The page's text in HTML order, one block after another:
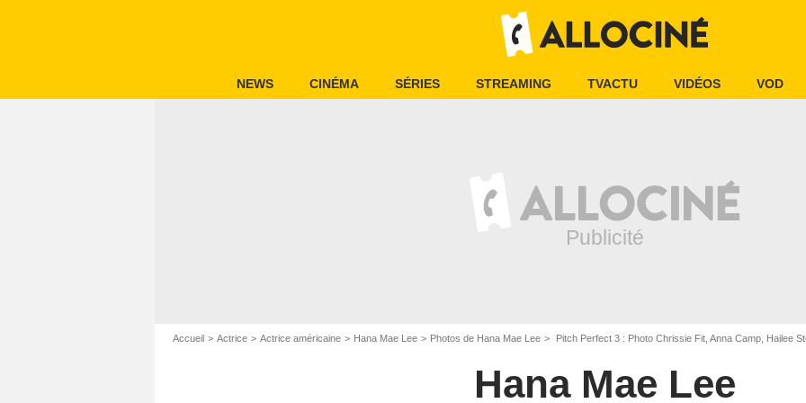
NEWS CINÉMA SÉRIES STREAMING TVACTU VIDÉOS VOD
Accueil Actrice Actrice américaine Hana Mae Lee Photos de Hana Mae Lee Pitch Perfect 3 : Photo Chrissie Fit, Anna Camp, Hailee Steinfeld, Rebel Wilson, Kelley
Hana Mae Lee